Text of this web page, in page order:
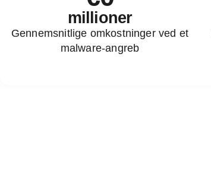
millioner
Gennemsnitlige omkostninger ved et
malware-angreb